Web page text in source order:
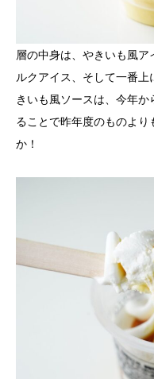
層の中身は、やきいも風ア
ルクアイス、そして一番
きいも風ソースは、今年
ることで昨年度のものより
か！